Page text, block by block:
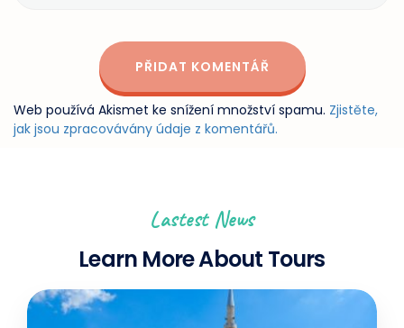
Web používá Akismet ke snížení množství spamu. Zjistěte,
jak jsou zpracovávány údaje z komentářů.
Lastest News
Learn More About Tours